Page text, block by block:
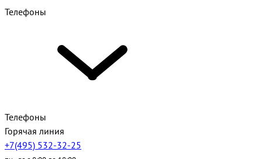
Телефоны
Телефоны
Горячая линия
+7(495) 532-32-25